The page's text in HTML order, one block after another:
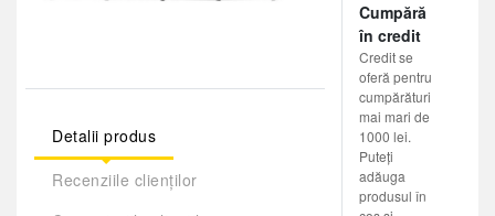
Detalii produs
Recenziile clienților
Cumpără
în credit
Credit se
oferă pentru
cumpărături
mai mari de
1000 lei.
Puteți
adăuga
produsul în